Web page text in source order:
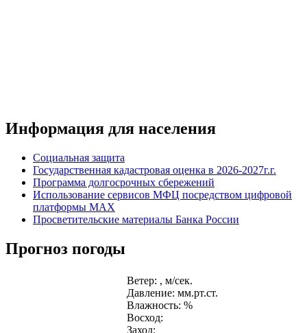
Информация для населения
Социальная защита
Государственная кадастровая оценка в 2026-2027г.г.
Программа долгосрочных сбережений
Использование сервисов МФЦ посредством цифровой
платформы MAX
Просветительские материалы Банка России
Прогноз погоды
Ветер: , м/сек.
Давление: мм.рт.ст.
Влажность: %
Восход:
Заход: